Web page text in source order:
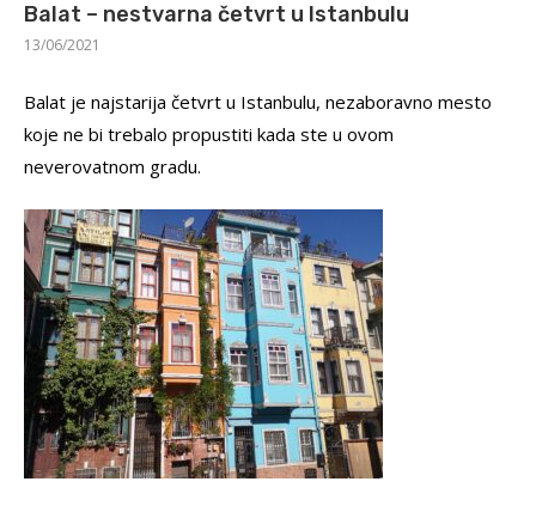
Balat – nestvarna četvrt u Istanbulu
13/06/2021
Balat je najstarija četvrt u Istanbulu, nezaboravno mesto
koje ne bi trebalo propustiti kada ste u ovom
neverovatnom gradu.